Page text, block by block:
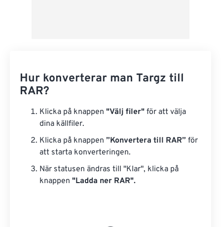
Hur konverterar man Targz till
RAR?
Klicka på knappen "Välj filer" för att välja
dina källfiler.
Klicka på knappen ”Konvertera till RAR” för
att starta konverteringen.
När statusen ändras till "Klar", klicka på
knappen "Ladda ner RAR".